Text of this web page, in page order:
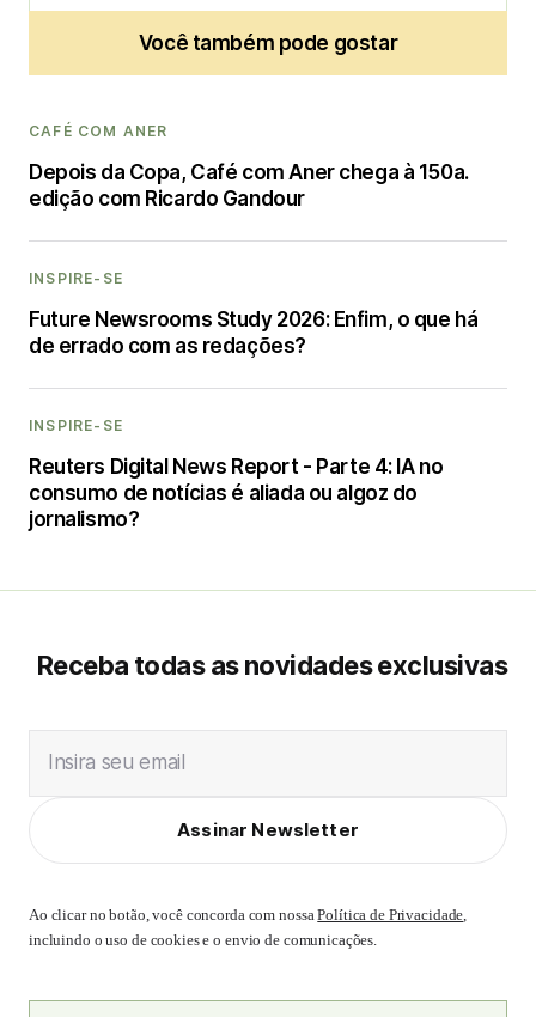
Você também pode gostar
CAFÉ COM ANER
Depois da Copa, Café com Aner chega à 150a.
edição com Ricardo Gandour
INSPIRE-SE
Future Newsrooms Study 2026: Enfim, o que há
de errado com as redações?
INSPIRE-SE
Reuters Digital News Report - Parte 4: IA no
consumo de notícias é aliada ou algoz do
jornalismo?
Receba todas as novidades exclusivas
Insira seu email
Assinar Newsletter
Ao clicar no botão, você concorda com nossaPolítica de Privacidade,
incluindo o uso de cookies e o envio de comunicações.